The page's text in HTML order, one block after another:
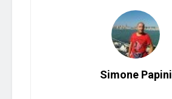
Simone Papini